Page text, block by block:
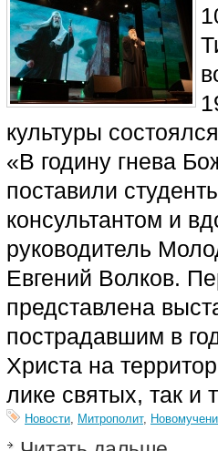
культуры
«В годину гнева
поставили
консультантом и
руководитель
Евгений Волков.
представлена
пострадавшим в
Христа на
лике святых, так и
Новости, Митрополит,